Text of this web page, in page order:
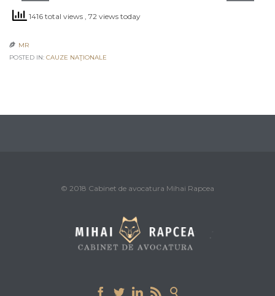
1416 total views , 72 views today
 MR
POSTED IN: CAUZE NAŢIONALE
© 2018 Cabinet de avocatura Mihai Rapcea
    